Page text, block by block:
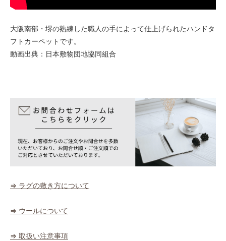
大阪南部・堺の熟練した職人の手によって仕上げられたハンドタ
フトカーペットです。
動画出典：日本敷物団地協同組合
⇒ ラグの敷き方について
⇒ ウールについて
⇒ 取扱い注意事項